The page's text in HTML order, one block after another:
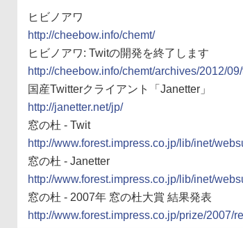
ヒビノアワ
http://cheebow.info/chemt/
ヒビノアワ: Twitの開発を終了します
http://cheebow.info/chemt/archives/2012/
国産Twitterクライアント「Janetter」
http://janetter.net/jp/
窓の杜 - Twit
http://www.forest.impress.co.jp/lib/inet/
窓の杜 - Janetter
http://www.forest.impress.co.jp/lib/inet/
窓の杜 - 2007年 窓の杜大賞 結果発表
http://www.forest.impress.co.jp/prize/2007/